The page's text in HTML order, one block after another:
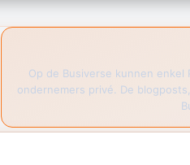
Op de Busiverse kunnen
ondernemers privé. De